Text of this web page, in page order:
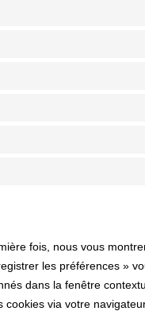
fois, nous vous
les préférences »
dans la fenêtre
cookies via votre